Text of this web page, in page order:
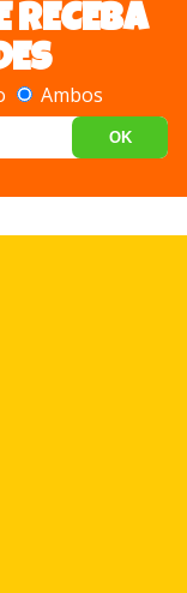
RECEBA
Ambos
OK